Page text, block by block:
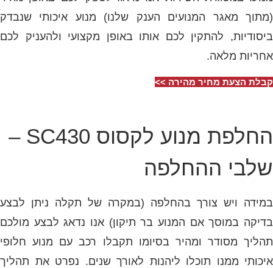
(מתוך מאגר המנועים הענק שלנו) מנוע איכותי שנבדק
ביסודיות, להתקין לכם אותו באופן מקצועי ולהעניק לכם
אחריות מלאה.
קבלת הצעת מחיר מהירה >>
החלפת מנוע לקסוס SC430 –
שלבי ההחלפה
במידה ויש צורך בהחלפה (במקרה של תקלה ניתן לבצע
בדיקה במוסך אם המנוע בר תיקון) אנו נדאג לבצע מולכם
תהליך מסודר ומהיר בסיומו תקבלו רכב עם מנוע חלופי
איכותי ממנו תוכלו ליהנות לאורך שנים. נפרט את תהליך